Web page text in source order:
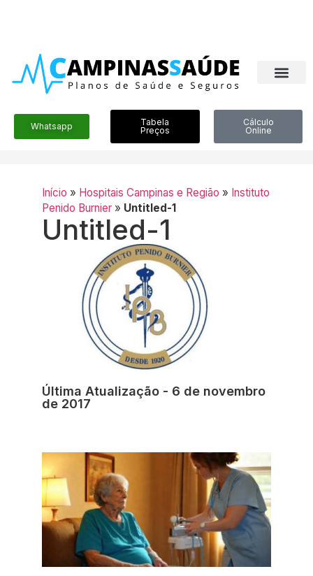
Whatsapp
Tabela
Preços
Cálculo
Online
Início » Hospitais Campinas e Região » Instituto
Penido Burnier » Untitled-1
Untitled-1
Última Atualização - 6 de novembro
de 2017